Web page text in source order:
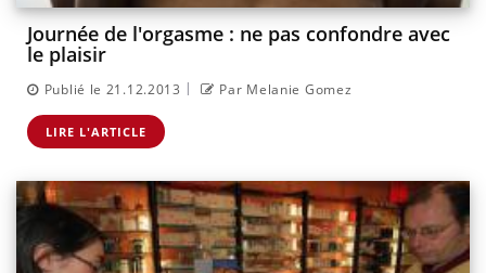
Journée de l'orgasme : ne pas confondre avec
le plaisir
Publié le 21.12.2013 | Par Melanie Gomez
LIRE L'ARTICLE